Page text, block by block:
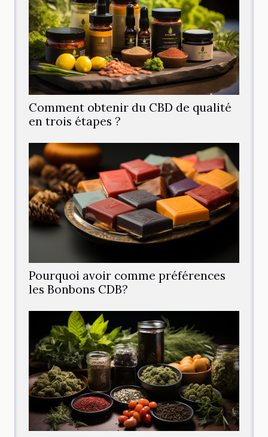
Comment obtenir du CBD de qualité
en trois étapes ?
Pourquoi avoir comme préférences
les Bonbons CDB?